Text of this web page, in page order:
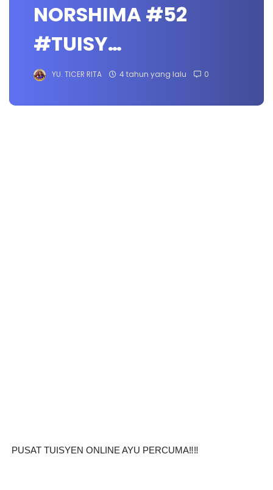
NORSHIMA #52
#TUISY…
YU. TICER RITA 4 tahun yang lalu 0
PUSAT TUISYEN ONLINE AYU PERCUMA‼️‼️